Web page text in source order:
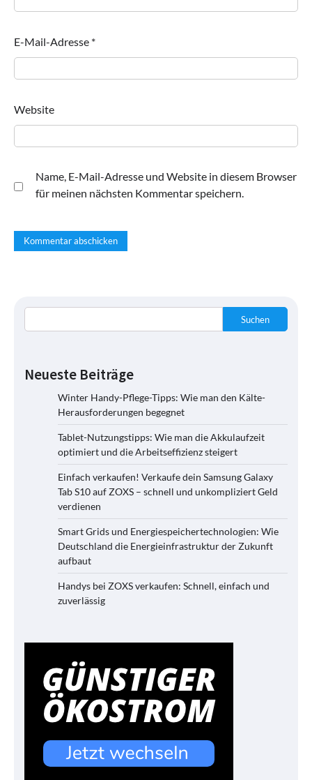
E-Mail-Adresse *
Website
Name, E-Mail-Adresse und Website in diesem Browser
für meinen nächsten Kommentar speichern.
Suchen
Neueste Beiträge
Winter Handy-Pflege-Tipps: Wie man den Kälte-
Herausforderungen begegnet
Tablet-Nutzungstipps: Wie man die Akkulaufzeit
optimiert und die Arbeitseffizienz steigert
Einfach verkaufen! Verkaufe dein Samsung Galaxy
Tab S10 auf ZOXS – schnell und unkompliziert Geld
verdienen
Smart Grids und Energiespeichertechnologien: Wie
Deutschland die Energieinfrastruktur der Zukunft
aufbaut
Handys bei ZOXS verkaufen: Schnell, einfach und
zuverlässig